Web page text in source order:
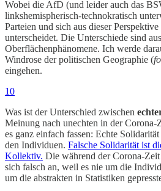
Wobei die AfD (und leider auch das
linkshemispherisch-technokratisch
Parteien und sich aus dieser
unterscheidet. Die Unterschiede sind
Oberflächenphänomene. Ich werde
Windrose der politischen Geographie (
eingehen.
10
Was ist der Unterschied zwischen
Meinung nach unechten in der Corona-
es ganz einfach fassen: Echte
den Individuen. Falsche Solidarität ist
Kollektiv. Die während der Corona-
sich falsch an, weil es nie um die
um die abstrakten in Statistiken